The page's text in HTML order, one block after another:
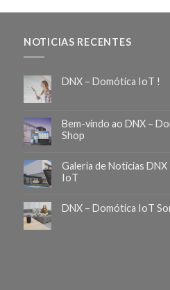
NOTICIAS RECENTES
DNX – Domótica IoT !
Bem-vindo ao DNX –
Shop
Galeria de Noticias
IoT
DNX – Domótica IoT